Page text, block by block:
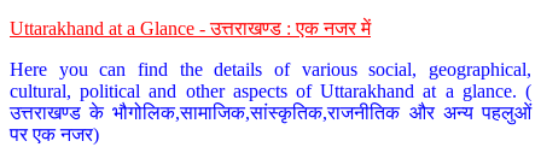
Uttarakhand at a Glance - उत्तराखण्ड : एक नजर में
Here you can find the details of various social, geographical,
cultural, political and other aspects of Uttarakhand at a glance. (
उत्तराखण्ड के भौगोलिक,सामाजिक,सांस्कृतिक,राजनीतिक और अन्य पहलुओं
पर एक नजर)